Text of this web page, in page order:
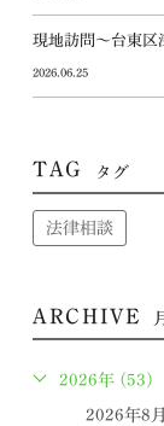
現地訪問～台東区
2026.06.25
TAG タグ
法律相談
ARCHIVE
2026年 (53)
2026年8